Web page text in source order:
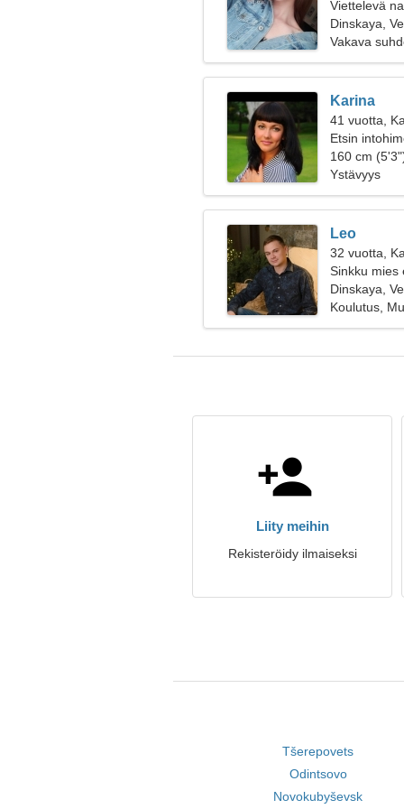
Viettelevä
Dinskaya,
Vakava
Karina
41 vuotta,
Etsin
yhdessä
160 cm
Ystävyys
Leo
32 vuotta,
Sinkku mies
Dinskaya,
Koulutus,
Liity meihin
Rekisteröidy ilmaiseksi
Tšerepovets
Odintsovo
Novokubyševsk